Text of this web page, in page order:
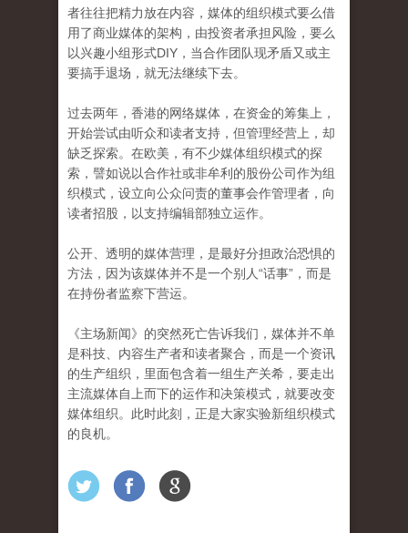
者往往把精力放在内容，媒体的组织模式要么借
用了商业媒体的架构，由投资者承担风险，要么
以兴趣小组形式DIY，当合作团队现矛盾又或主
要搞手退场，就无法继续下去。
过去两年，香港的网络媒体，在资金的筹集上，
开始尝试由听众和读者支持，但管理经营上，却
缺乏探索。在欧美，有不少媒体组织模式的探
索，譬如说以合作社或非牟利的股份公司作为组
织模式，设立向公众问责的董事会作管理者，向
读者招股，以支持编辑部独立运作。
公开、透明的媒体营理，是最好分担政治恐惧的
方法，因为该媒体并不是一个别人“话事”，而是
在持份者监察下营运。
《主场新闻》的突然死亡告诉我们，媒体并不单
是科技、内容生产者和读者聚合，而是一个资讯
的生产组织，里面包含着一组生产关希，要走出
主流媒体自上而下的运作和决策模式，就要改变
媒体组织。此时此刻，正是大家实验新组织模式
的良机。